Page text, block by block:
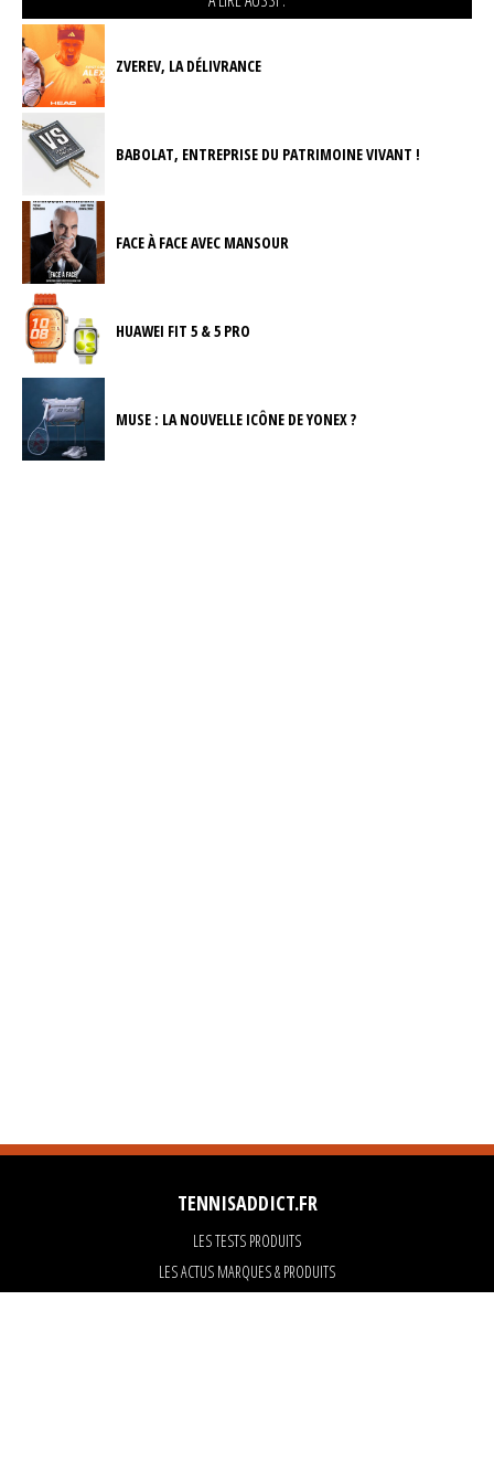
ZVEREV, LA DÉLIVRANCE
BABOLAT, ENTREPRISE DU PATRIMOINE VIVANT !
FACE À FACE AVEC MANSOUR
HUAWEI FIT 5 & 5 PRO
MUSE : LA NOUVELLE ICÔNE DE YONEX ?
TENNISADDICT.FR
LES TESTS PRODUITS
LES ACTUS MARQUES & PRODUITS